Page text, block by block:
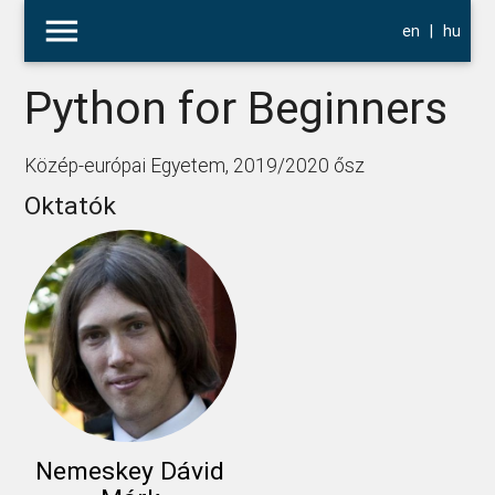
menu en | hu
Python for Beginners
Közép-európai Egyetem, 2019/2020 ősz
Oktatók
Nemeskey Dávid